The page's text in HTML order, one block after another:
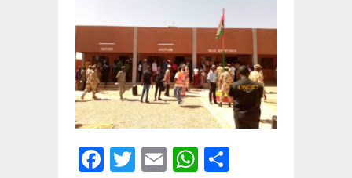
Facebook
Twitter
EmailWhatsApp